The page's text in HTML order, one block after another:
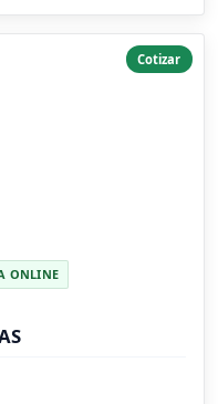
Cotizar
ONLINE